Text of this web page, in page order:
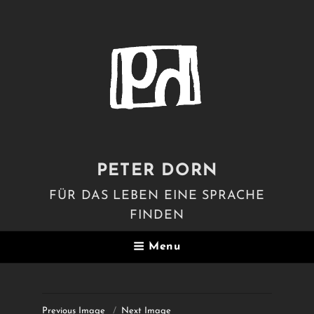
PETER DORN
FÜR DAS LEBEN EINE SPRACHE
FINDEN
Menu
Previous Image Next Image